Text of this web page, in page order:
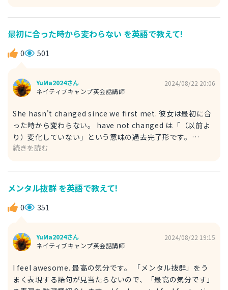
に表現することができます。 Can you stay here with me
for a while? 私と一緒にしばらくここに居てくれませんか？
2. Would you stay here for a while? しばらくここにいて
くれる？ Would を利用した丁寧な尋ね方です。 Would you
に近い表現になります。 相手によって Can や Would を使
い換えてみましょう。
最初に合った時から変わらない を英語で教えて!
0 501
YuMa2024さん
ネイティブキャンプ英会話講師
2024/08/22 20:06
She hasn't changed since we first met. 彼女は最初に合
った時から変わらない。 have not changed は「（以前よ
り）変化していない」という意味の過去完了形です。
change は「（物などの色や見た目などが）変わる」のみな
言い方です。 時期を表す表現としては、since は万能な単語
です。 「（〇〇）より以前に」という意味があります。 My
first impression of her was excellent, but she hasn't
made the same impression since we first met. 彼女は
印象が変わりません。
続きを読む
メンタル抜群 を英語で教えて!
0 351
YuMa2024さん
ネイティブキャンプ英会話講師
2024/08/22 19:15
I feel awesome. 最高の気分です。 「メンタル抜群」をう
まく表現する語句が見当たらないので、「最高の気分です」